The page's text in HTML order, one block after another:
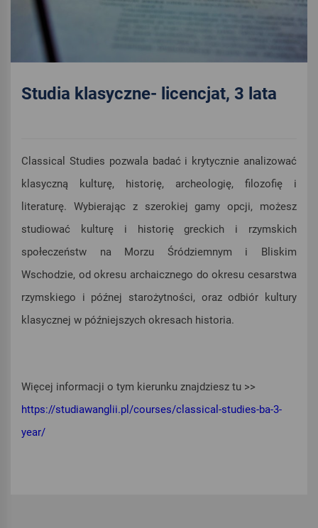
Studia klasyczne- licencjat, 3 lata
Classical Studies pozwala badać i krytycznie analizować
klasyczną kulturę, historię, archeologię, filozofię i
literaturę. Wybierając z szerokiej gamy opcji, możesz
studiować kulturę i historię greckich i rzymskich
społeczeństw na Morzu Śródziemnym i Bliskim
Wschodzie, od okresu archaicznego do okresu cesarstwa
rzymskiego i późnej starożytności, oraz odbiór kultury
klasycznej w późniejszych okresach historia.
Więcej informacji o tym kierunku znajdziesz tu >>
https://studiawanglii.pl/courses/classical-studies-ba-3-
year/